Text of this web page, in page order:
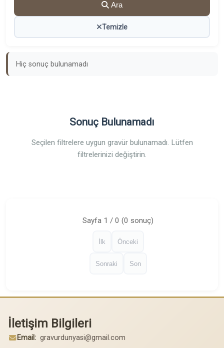
Ara
Temizle
Hiç sonuç bulunamadı
Sonuç Bulunamadı
Seçilen filtrelere uygun gravür bulunamadı. Lütfen
filtrelerinizi değiştirin.
İlk Önceki
Sayfa 1 / 0 (0 sonuç)
Sonraki Son
İletişim Bilgileri
Email: gravurdunyasi@gmail.com